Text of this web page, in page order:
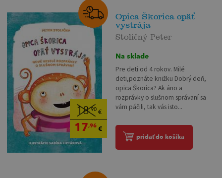
18,90€
17,96€
Opica Škorica opäť
vystrája
Stoličný Peter
Na sklade
Pre deti od 4 rokov. Milé
deti,poznáte knižku Dobrý deň,
opica Škorica? Ak áno a
rozprávky o slušnom správaní sa
vám páčili, tak vás isto...
pridať do košíka